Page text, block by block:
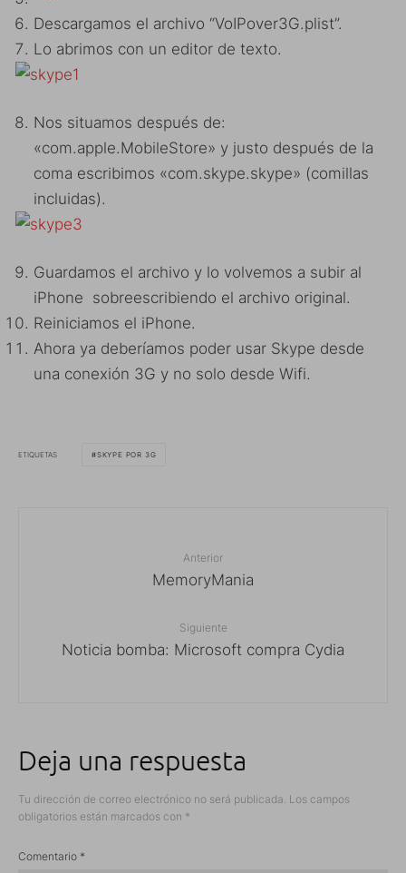
Descargamos el archivo “VoIPover3G.plist”.
Lo abrimos con un editor de texto.
Nos situamos después de:
«com.apple.MobileStore» y justo después de la
coma escribimos «com.skype.skype» (comillas
incluidas).
Guardamos el archivo y lo volvemos a subir al
iPhone sobreescribiendo el archivo original.
Reiniciamos el iPhone.
Ahora ya deberíamos poder usar Skype desde
una conexión 3G y no solo desde Wifi.
ETIQUETAS SKYPE POR 3G
Anterior
MemoryMania
Siguiente
Noticia bomba: Microsoft compra Cydia
Deja una respuesta
Tu dirección de correo electrónico no será publicada. Los campos
obligatorios están marcados con *
Comentario *